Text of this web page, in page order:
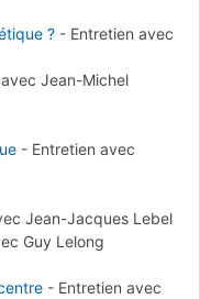
? - Entretien avec
Jean-Michel
- Entretien avec
Jean-Jacques Lebel
Guy Lelong
- Entretien avec